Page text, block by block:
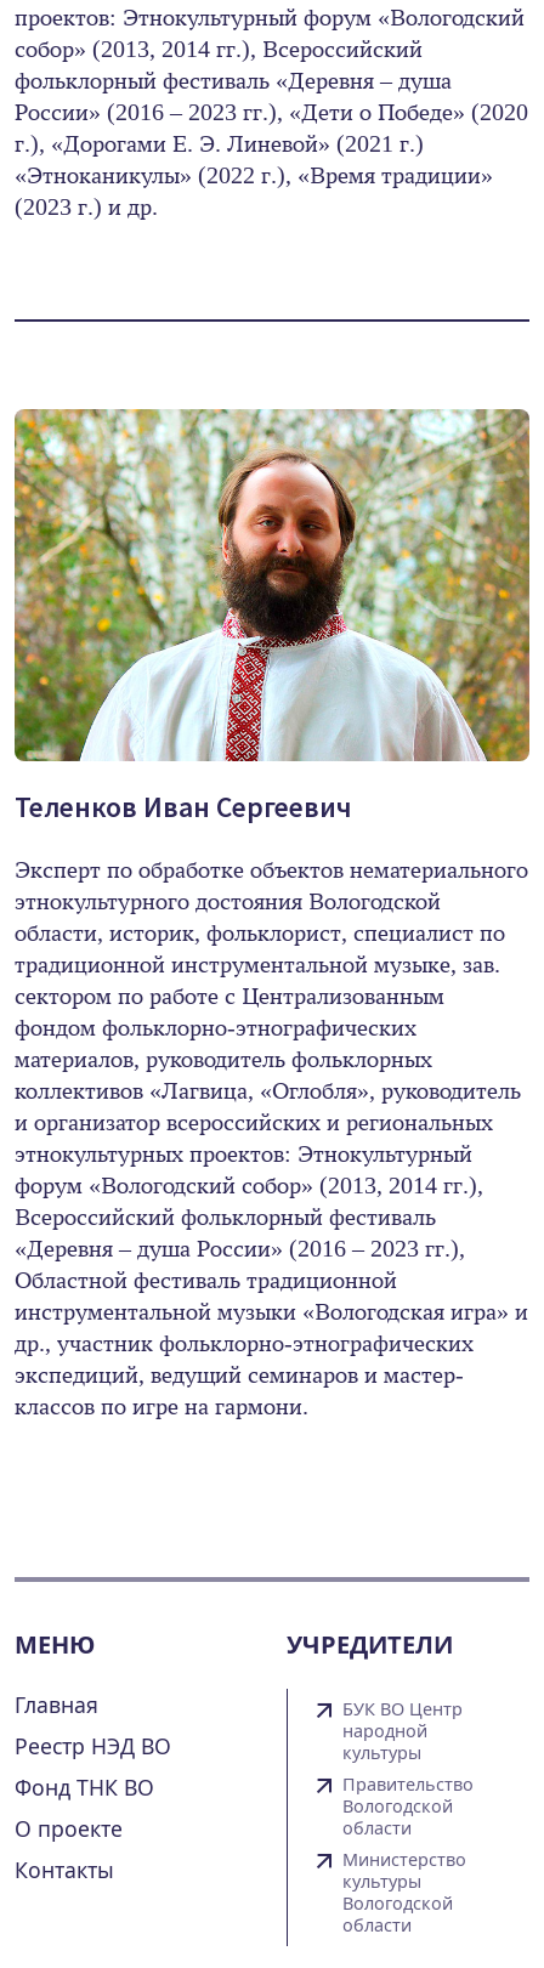
проектов: Этнокультурный форум «Вологодский
собор» (2013, 2014 гг.), Всероссийский
фольклорный фестиваль «Деревня – душа
России» (2016 – 2023 гг.), «Дети о Победе» (2020
г.), «Дорогами Е. Э. Линевой» (2021 г.)
«Этноканикулы» (2022 г.), «Время традиции»
(2023 г.) и др.
Теленков Иван Сергеевич
Эксперт по обработке объектов нематериального
этнокультурного достояния Вологодской
области, историк, фольклорист, специалист по
традиционной инструментальной музыке, зав.
сектором по работе с Централизованным
фондом фольклорно-этнографических
материалов, руководитель фольклорных
коллективов «Лагвица, «Оглобля», руководитель
и организатор всероссийских и региональных
этнокультурных проектов: Этнокультурный
форум «Вологодский собор» (2013, 2014 гг.),
Всероссийский фольклорный фестиваль
«Деревня – душа России» (2016 – 2023 гг.),
Областной фестиваль традиционной
инструментальной музыки «Вологодская игра» и
др., участник фольклорно-этнографических
экспедиций, ведущий семинаров и мастер-
классов по игре на гармони.
МЕНЮ
Главная
Реестр НЭД ВО
Фонд ТНК ВО
О проекте
Контакты
УЧРЕДИТЕЛИ
БУК ВО Центр
народной
культуры
Правительство
Вологодской
области
Министерство
культуры
Вологодской
области